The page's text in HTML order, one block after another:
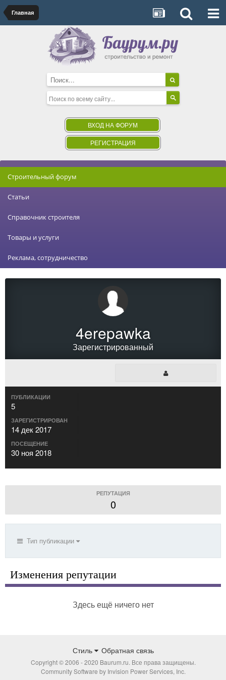
Главная
ВХОД НА ФОРУМ
РЕГИСТРАЦИЯ
Строительный форум
Статьи
Справочник строителя
Товары и услуги
Реклама, сотрудничество
4erepawka
Зарегистрированный
ПУБЛИКАЦИИ
5
ЗАРЕГИСТРИРОВАН
14 дек 2017
ПОСЕЩЕНИЕ
30 ноя 2018
РЕПУТАЦИЯ
0
Тип публикации
Изменения репутации
Здесь ещё ничего нет
Стиль Обратная связь
Copyright © 2006 - 2020 Baurum.ru. Все права защищены.
Community Software by Invision Power Services, Inc.